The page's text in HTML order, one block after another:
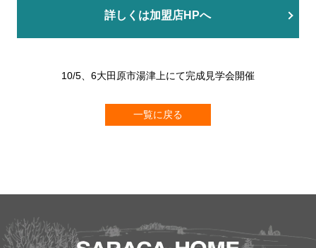
詳しくは加盟店HPへ
10/5、6大田原市湯津上にて完成見学会開催
一覧に戻る